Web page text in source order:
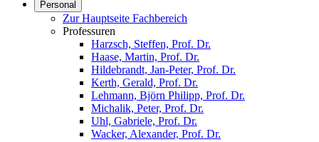
Personal
Zur Hauptseite Fachbereich
Professuren
Harzsch, Steffen, Prof. Dr.
Haase, Martin, Prof. Dr.
Hildebrandt, Jan-Peter, Prof. Dr.
Kerth, Gerald, Prof. Dr.
Lehmann, Björn Philipp, Prof. Dr.
Michalik, Peter, Prof. Dr.
Uhl, Gabriele, Prof. Dr.
Wacker, Alexander, Prof. Dr.